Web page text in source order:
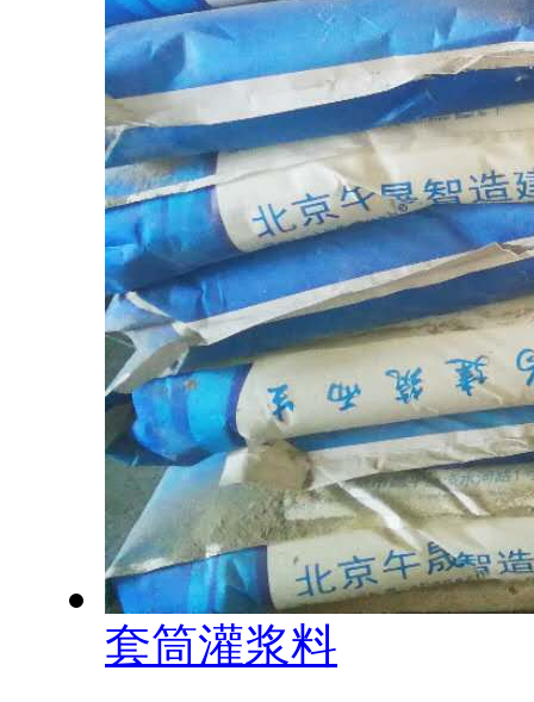
套筒灌浆料